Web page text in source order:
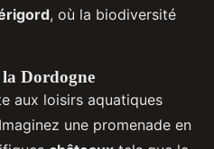
, où la biodiversité
Dordogne
aux loisirs aquatiques
une promenade en